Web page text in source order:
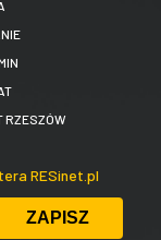
RZESZÓW
RESinet.pl